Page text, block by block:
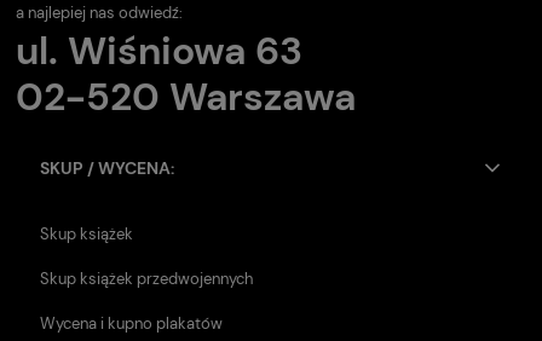
a najlepiej nas odwiedź:
ul. Wiśniowa 63
02-520 Warszawa
SKUP / WYCENA:
Skup książek
Skup książek przedwojennych
Wycena i kupno plakatów